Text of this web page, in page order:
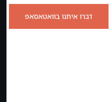
דברו איתנו בוואטאסאפ